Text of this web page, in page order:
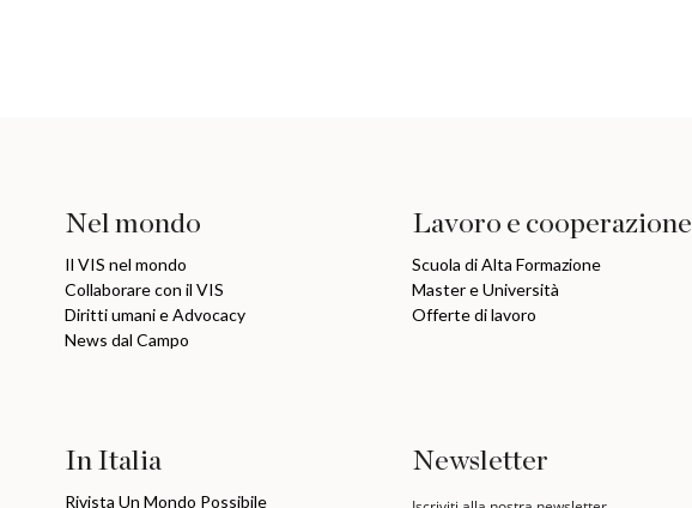
Nel mondo
Il VIS nel mondo
Collaborare con il VIS
Diritti umani e Advocacy
News dal Campo
Lavoro e cooperazione
Scuola di Alta Formazione
Master e Università
Offerte di lavoro
In Italia
Rivista Un Mondo Possibile
Newsletter